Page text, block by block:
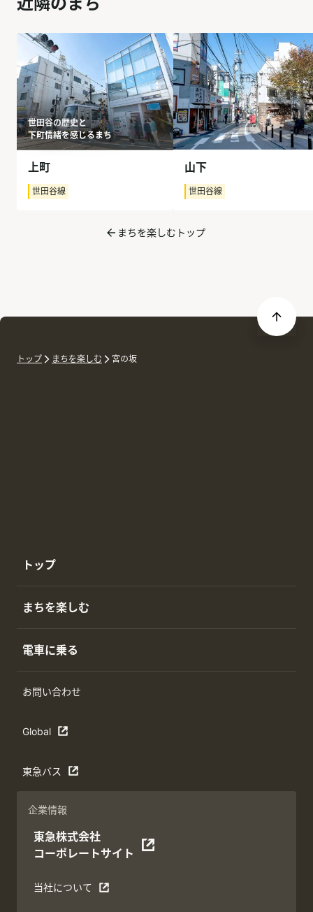
世田谷の歴史と
下町情緒を感じるまち
上町
世田谷線
山下
世田谷線
まちを楽しむトップ
トップ まちを楽しむ 宮の坂
トップ
まちを楽しむ
電車に乗る
お問い合わせ
Global
東急バス
企業情報
東急株式会社
コーポレートサイト
当社について